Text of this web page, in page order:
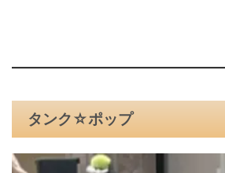
タンク☆ポップ